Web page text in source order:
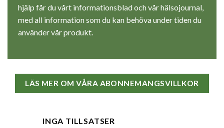
hjälp får du vårt informationsblad och vår hälsojournal,
med all information som du kan behöva under tiden du
använder vår produkt.
LÄS MER OM VÅRA ABONNEMANGSVILLKOR
INGA TILLSATSER